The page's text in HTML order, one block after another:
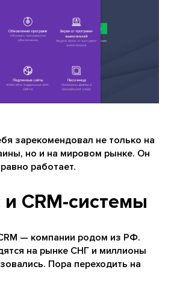
зарекомендовал не только на
но и на мировом рынке. Он
работает.
и CRM-системы
— компании родом из РФ.
на рынке СНГ и миллионы
Пора переходить на